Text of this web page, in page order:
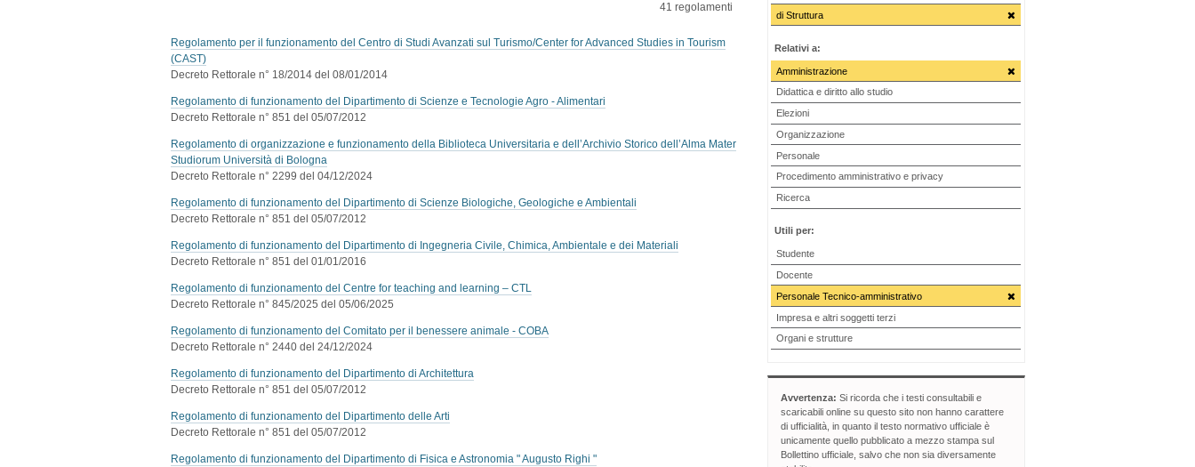
41 regolamenti
Regolamento per il funzionamento del Centro di Studi Avanzati sul Turismo/Center for Advanced Studies in Tourism
(CAST)
Decreto Rettorale n° 18/2014 del 08/01/2014
Regolamento di funzionamento del Dipartimento di Scienze e Tecnologie Agro - Alimentari
Decreto Rettorale n° 851 del 05/07/2012
Regolamento di organizzazione e funzionamento della Biblioteca Universitaria e dell’Archivio Storico dell’Alma Mater
Studiorum Università di Bologna
Decreto Rettorale n° 2299 del 04/12/2024
Regolamento di funzionamento del Dipartimento di Scienze Biologiche, Geologiche e Ambientali
Decreto Rettorale n° 851 del 05/07/2012
Regolamento di funzionamento del Dipartimento di Ingegneria Civile, Chimica, Ambientale e dei Materiali
Decreto Rettorale n° 851 del 01/01/2016
Regolamento di funzionamento del Centre for teaching and learning – CTL
Decreto Rettorale n° 845/2025 del 05/06/2025
Regolamento di funzionamento del Comitato per il benessere animale - COBA
Decreto Rettorale n° 2440 del 24/12/2024
Regolamento di funzionamento del Dipartimento di Architettura
Decreto Rettorale n° 851 del 05/07/2012
Regolamento di funzionamento del Dipartimento delle Arti
Decreto Rettorale n° 851 del 05/07/2012
Regolamento di funzionamento del Dipartimento di Fisica e Astronomia " Augusto Righi "
di Struttura
Relativi a:
Amministrazione
Didattica e diritto allo studio
Elezioni
Organizzazione
Personale
Procedimento amministrativo e privacy
Ricerca
Utili per:
Studente
Docente
Personale Tecnico-amministrativo
Impresa e altri soggetti terzi
Organi e strutture
Avvertenza: Si ricorda che i testi consultabili e
scaricabili online su questo sito non hanno carattere
di ufficialità, in quanto il testo normativo ufficiale è
unicamente quello pubblicato a mezzo stampa sul
Bollettino ufficiale, salvo che non sia diversamente